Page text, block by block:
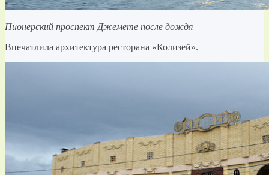
Пионерский проспект Джемете после дождя
Впечатлила архитектура ресторана «Колизей».